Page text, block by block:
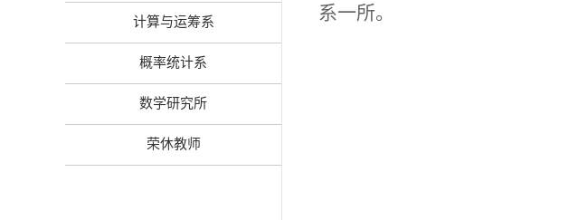
计算与运筹系
概率统计系
数学研究所
荣休教师
系一所。